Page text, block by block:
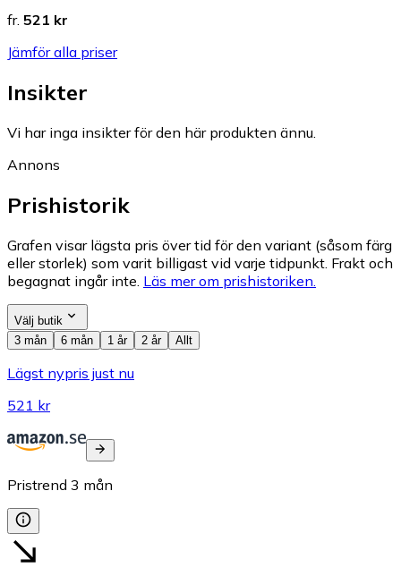
fr. 521 kr
Jämför alla priser
Insikter
Vi har inga insikter för den här produkten ännu.
Annons
Prishistorik
Grafen visar lägsta pris över tid för den variant (såsom färg
eller storlek) som varit billigast vid varje tidpunkt. Frakt och
begagnat ingår inte. Läs mer om prishistoriken.
Välj butik
3 mån
6 mån 1 år 2 år Allt
Lägst nypris just nu
521 kr
Pristrend 3 mån